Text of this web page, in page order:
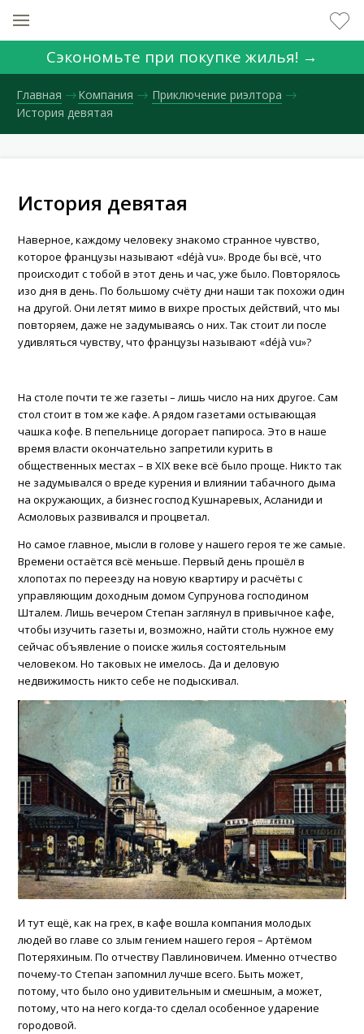
ВХОД ДЛЯ КЛИЕНТОВ
Сэкономьте при покупке жилья! →
Главная Компания
Приключение риэлтора
История девятая
История девятая
Наверное, каждому человеку знакомо странное чувство,
которое французы называют «déjà vu». Вроде бы всё, что
происходит с тобой в этот день и час, уже было. Повторялось
изо дня в день. По большому счёту дни наши так похожи один
на другой. Они летят мимо в вихре простых действий, что мы
повторяем, даже не задумываясь о них. Так стоит ли после
удивляться чувству, что французы называют «déjà vu»?
На столе почти те же газеты – лишь число на них другое. Сам
стол стоит в том же кафе. А рядом газетами остывающая
чашка кофе. В пепельнице догорает папироса. Это в наше
время власти окончательно запретили курить в
общественных местах – в XIX веке всё было проще. Никто так
не задумывался о вреде курения и влиянии табачного дыма
на окружающих, а бизнес господ Кушнаревых, Асланиди и
Асмоловых развивался и процветал.
Но самое главное, мысли в голове у нашего героя те же самые.
Времени остаётся всё меньше. Первый день прошёл в
хлопотах по переезду на новую квартиру и расчёты с
управляющим доходным домом Супрунова господином
Шталем. Лишь вечером Степан заглянул в привычное кафе,
чтобы изучить газеты и, возможно, найти столь нужное ему
сейчас объявление о поиске жилья состоятельным
человеком. Но таковых не имелось. Да и деловую
недвижимость никто себе не подыскивал.
И тут ещё, как на грех, в кафе вошла компания молодых
людей во главе со злым гением нашего героя – Артёмом
Потеряхиным. По отчеству Павлиновичем. Именно отчество
почему-то Степан запомнил лучше всего. Быть может,
потому, что было оно удивительным и смешным, а может,
потому, что на него когда-то сделал особенное ударение
городовой.